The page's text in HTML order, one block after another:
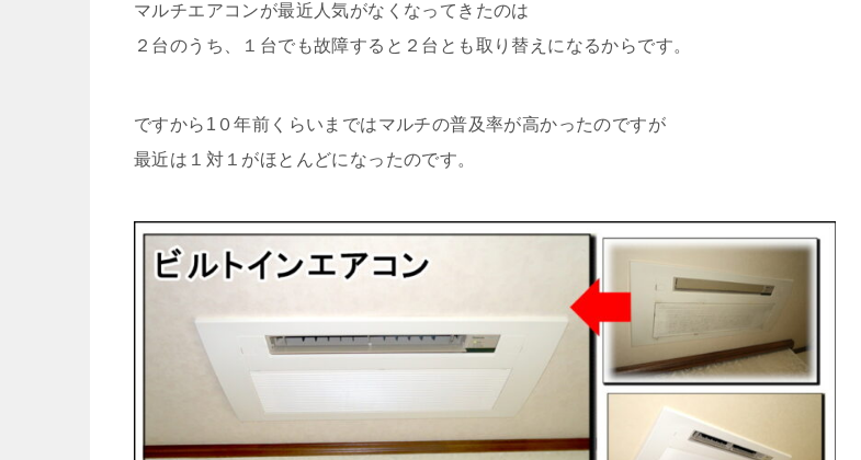
マルチエアコンが最近人気がなくなってきたのは
２台のうち、１台でも故障すると２台とも取り替えになるからです。
ですから1０年前くらいまではマルチの普及率が高かったのですが
最近は１対１がほとんどになったのです。